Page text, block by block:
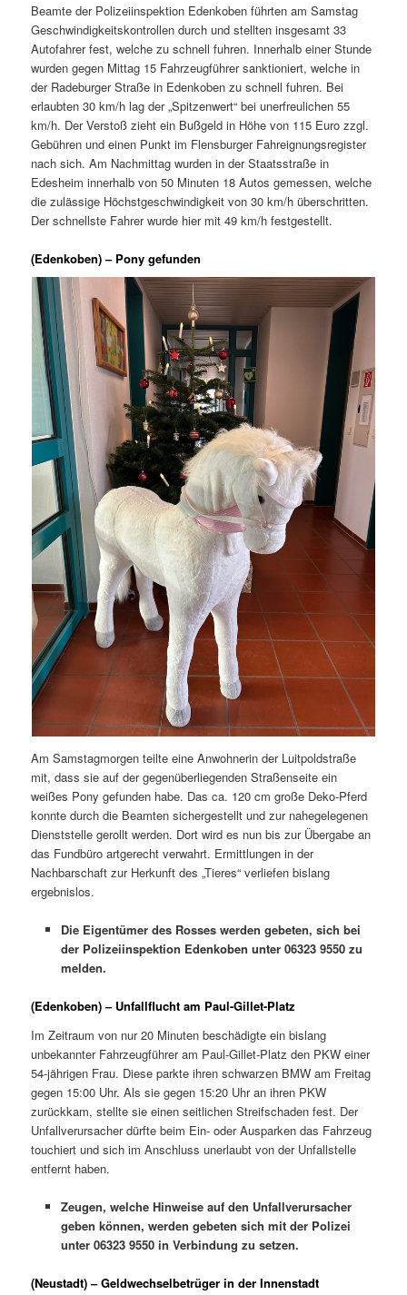
Beamte der Polizeiinspektion Edenkoben führten am Samstag
Geschwindigkeitskontrollen durch und stellten insgesamt 33
Autofahrer fest, welche zu schnell fuhren. Innerhalb einer Stunde
wurden gegen Mittag 15 Fahrzeugführer sanktioniert, welche in
der Radeburger Straße in Edenkoben zu schnell fuhren. Bei
erlaubten 30 km/h lag der „Spitzenwert“ bei unerfreulichen 55
km/h. Der Verstoß zieht ein Bußgeld in Höhe von 115 Euro zzgl.
Gebühren und einen Punkt im Flensburger Fahreignungsregister
nach sich. Am Nachmittag wurden in der Staatsstraße in
Edesheim innerhalb von 50 Minuten 18 Autos gemessen, welche
die zulässige Höchstgeschwindigkeit von 30 km/h überschritten.
Der schnellste Fahrer wurde hier mit 49 km/h festgestellt.
(Edenkoben) – Pony gefunden
Am Samstagmorgen teilte eine Anwohnerin der Luitpoldstraße
mit, dass sie auf der gegenüberliegenden Straßenseite ein
weißes Pony gefunden habe. Das ca. 120 cm große Deko-Pferd
konnte durch die Beamten sichergestellt und zur nahegelegenen
Dienststelle gerollt werden. Dort wird es nun bis zur Übergabe an
das Fundbüro artgerecht verwahrt. Ermittlungen in der
Nachbarschaft zur Herkunft des „Tieres“ verliefen bislang
ergebnislos.
Die Eigentümer des Rosses werden gebeten, sich bei
der Polizeiinspektion Edenkoben unter 06323 9550 zu
melden.
(Edenkoben) – Unfallflucht am Paul-Gillet-Platz
Im Zeitraum von nur 20 Minuten beschädigte ein bislang
unbekannter Fahrzeugführer am Paul-Gillet-Platz den PKW einer
54-jährigen Frau. Diese parkte ihren schwarzen BMW am Freitag
gegen 15:00 Uhr. Als sie gegen 15:20 Uhr an ihren PKW
zurückkam, stellte sie einen seitlichen Streifschaden fest. Der
Unfallverursacher dürfte beim Ein- oder Ausparken das Fahrzeug
touchiert und sich im Anschluss unerlaubt von der Unfallstelle
entfernt haben.
Zeugen, welche Hinweise auf den Unfallverursacher
geben können, werden gebeten sich mit der Polizei
unter 06323 9550 in Verbindung zu setzen.
(Neustadt) – Geldwechselbetrüger in der Innenstadt